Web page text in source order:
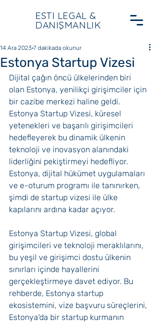
ESTI LEGAL &
DANIŞMANLIK
Estonya Startup Vizesi
14 Ara 2023 7 dakikada okunur
Dijital çağın öncü ülkelerinden biri
olan Estonya, yenilikçi girişimciler için
bir cazibe merkezi haline geldi.
Estonya Startup Vizesi, küresel
yetenekleri ve başarılı girişimcileri
hedefleyerek bu dinamik ülkenin
teknoloji ve inovasyon alanındaki
liderliğini pekiştirmeyi hedefliyor.
Estonya, dijital hükümet uygulamaları
ve e-oturum programı ile tanınırken,
şimdi de startup vizesi ile ülke
kapılarını ardına kadar açıyor.
Estonya Startup Vizesi, global
girişimcileri ve teknoloji meraklılarını,
bu yeşil ve girişimci dostu ülkenin
sınırları içinde hayallerini
gerçekleştirmeye davet ediyor. Bu
rehberde, Estonya startup
ekosistemini, vize başvuru süreçlerini,
Estonya'da bir startup kurmanın